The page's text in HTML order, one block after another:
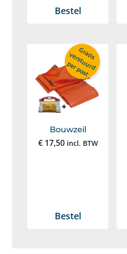
Bestel
G
r
a
t
is
v
e
r
s
t
u
u
r
d
per post
Bouwzeil
€17,50 incl. BTW
Bestel